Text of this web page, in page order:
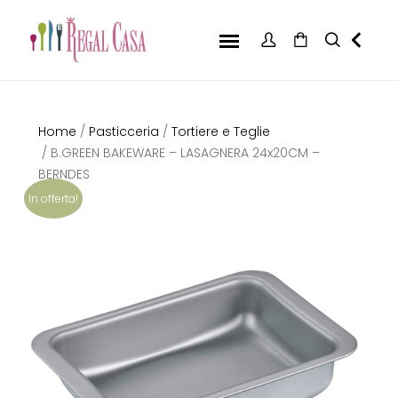
In offerta!
Home / Pasticceria / Tortiere e Teglie
/ B.GREEN BAKEWARE – LASAGNERA 24x20CM –
BERNDES